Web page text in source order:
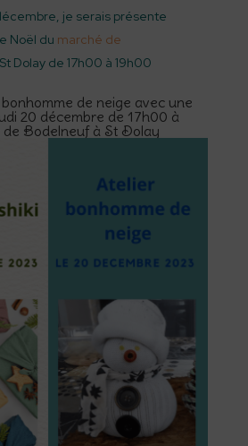
je serais présente
Noël du marché de
Dolay de 17h00 à 19h00
de neige avec une
20 décembre de 17h00 à
Bodelneuf à St Dolay